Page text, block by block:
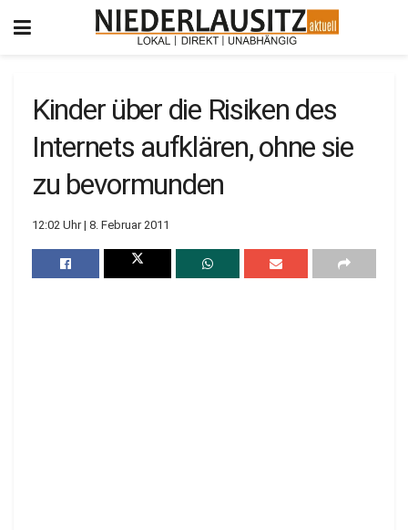
Kinder über die Risiken des
Internets aufklären, ohne sie
zu bevormunden
12:02 Uhr | 8. Februar 2011